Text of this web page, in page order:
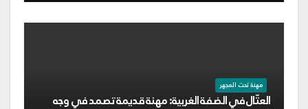
مهنة تحت المجهر
العتّال في الضفة الغربية: مهنة قديمة تصمد في وجه